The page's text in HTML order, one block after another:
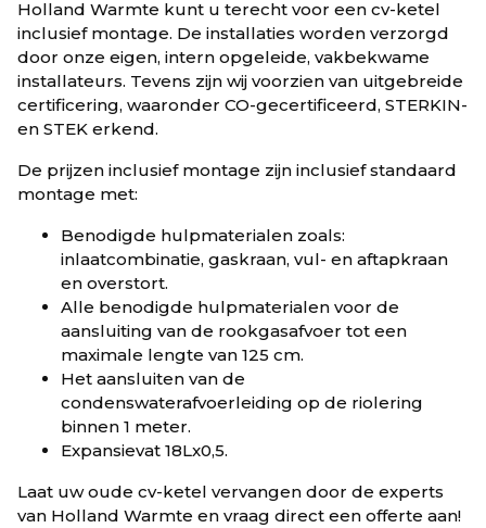
Holland Warmte kunt u terecht voor een cv-ketel
inclusief montage. De installaties worden verzorgd
door onze eigen, intern opgeleide, vakbekwame
installateurs. Tevens zijn wij voorzien van uitgebreide
certificering, waaronder CO-gecertificeerd, STERKIN-
en STEK erkend.
De prijzen inclusief montage zijn inclusief standaard
montage met:
Benodigde hulpmaterialen zoals:
inlaatcombinatie, gaskraan, vul- en aftapkraan
en overstort.
Alle benodigde hulpmaterialen voor de
aansluiting van de rookgasafvoer tot een
maximale lengte van 125 cm.
Het aansluiten van de
condenswaterafvoerleiding op de riolering
binnen 1 meter.
Expansievat 18Lx0,5.
Laat uw oude cv-ketel vervangen door de experts
van Holland Warmte en vraag direct een offerte aan!